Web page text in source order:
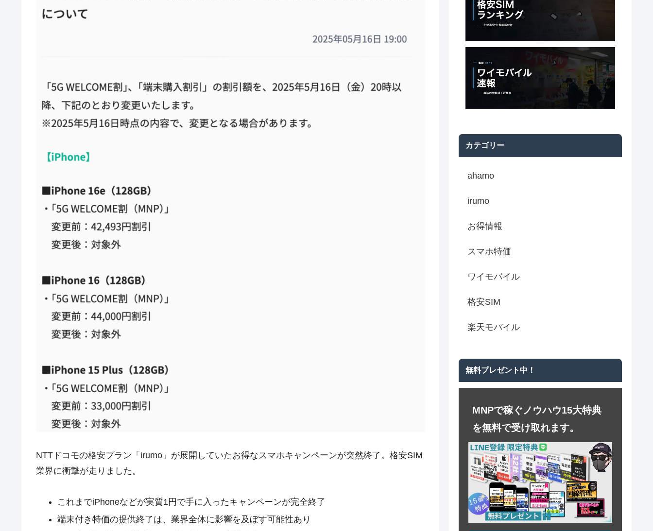
NTTドコモの格安プラン「irumo」が展開していたお得なスマホキャンペーンが突然終了。格安SIM
業界に衝撃が走りました。
これまでiPhoneなどが実質1円で手に入ったキャンペーンが完全終了
端末付き特価の提供終了は、業界全体に影響を及ぼす可能性あり
カテゴリー
ahamo
irumo
お得情報
スマホ特価
ワイモバイル
格安SIM
楽天モバイル
無料プレゼント中！
MNPで稼ぐノウハウ15大特典
を無料で受け取れます。